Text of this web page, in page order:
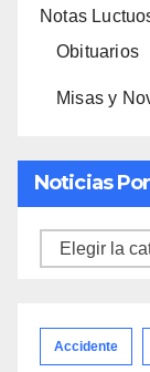
Notas
Obituarios
Misas y
Noticias
Noticias
Accidente